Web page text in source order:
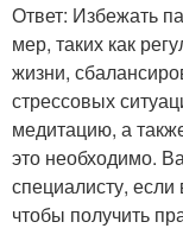
Ответ: Избежать
мер, таких как
жизни,
стрессовых
медитацию, а
это необходимо.
специалисту,
чтобы получить